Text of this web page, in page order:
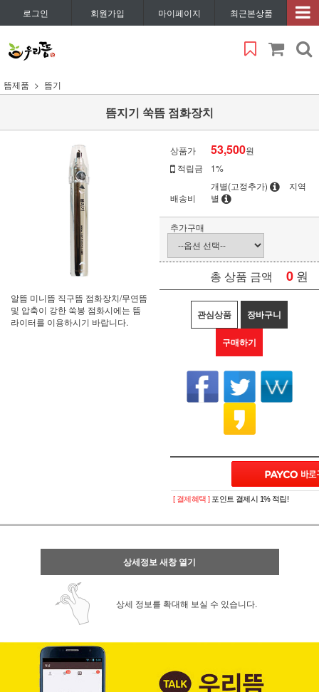
로그인 회원가입 마이페이지 최근본상품
뜸제품 뜸기
뜸지기 쑥뜸 점화장치
알뜸 미니뜸 직구뜸 점화장치/무연뜸
및 압축이 강한 쑥봉 점화시에는 뜸
라이터를 이용하시기 바랍니다.
상품가 53,500원
적립금
1%
배송비
개별(고정추가)
지역
별
추가구매
총 상품 금액 0 원
관심상품 장바구니
구매하기
[ 결제혜택 ] 포인트 결제시 1% 적립!
상세정보 새창 열기
상세 정보를 확대해 보실 수 있습니다.